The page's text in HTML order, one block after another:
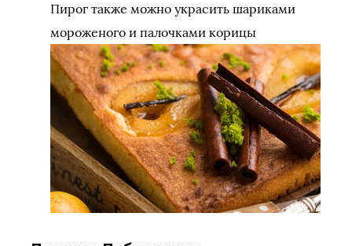
Пирог также можно украсить шариками
мороженого и палочками корицы